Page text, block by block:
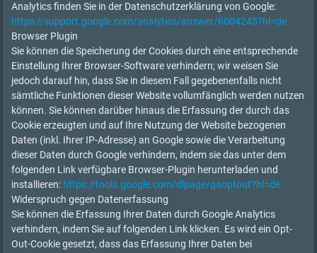
Analytics finden Sie in der Datenschutzerklärung von Google:
https://support.google.com/analytics/answer/6004245?hl=de
Browser Plugin
Sie können die Speicherung der Cookies durch eine entsprechende
Einstellung Ihrer Browser-Software verhindern; wir weisen Sie
jedoch darauf hin, dass Sie in diesem Fall gegebenenfalls nicht
sämtliche Funktionen dieser Website vollumfänglich werden nutzen
können. Sie können darüber hinaus die Erfassung der durch das
Cookie erzeugten und auf Ihre Nutzung der Website bezogenen
Daten (inkl. Ihrer IP-Adresse) an Google sowie die Verarbeitung
dieser Daten durch Google verhindern, indem sie das unter dem
folgenden Link verfügbare Browser-Plugin herunterladen und
installieren: https://tools.google.com/dlpage/gaoptout?hl=de
Widerspruch gegen Datenerfassung
Sie können die Erfassung Ihrer Daten durch Google Analytics
verhindern, indem Sie auf folgenden Link klicken. Es wird ein Opt-
Out-Cookie gesetzt, dass das Erfassung Ihrer Daten bei